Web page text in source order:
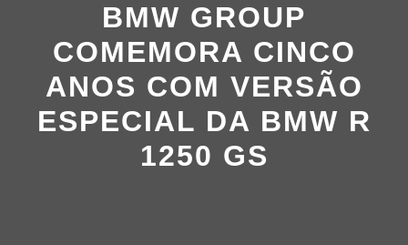
BMW GROUP
COMEMORA CINCO
ANOS COM VERSÃO
ESPECIAL DA BMW R
1250 GS